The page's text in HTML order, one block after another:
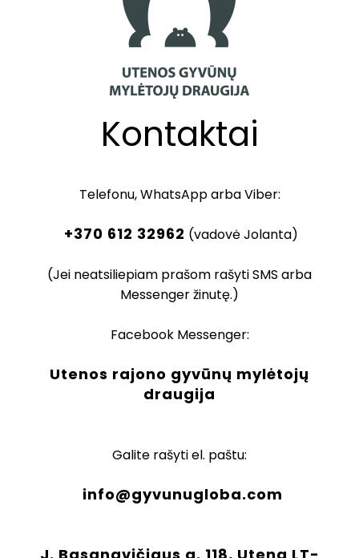
Kontaktai
Telefonu, WhatsApp arba Viber:
+370 612 32962 (vadovė Jolanta)
(Jei neatsiliepiam prašom rašyti SMS arba
Messenger žinutę.)
Facebook Messenger:
Utenos rajono gyvūnų mylėtojų
draugija
Galite rašyti el. paštu:
info@gyvunugloba.com